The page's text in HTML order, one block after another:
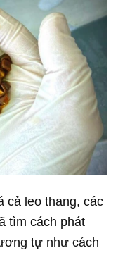
cả leo thang, các
tìm cách phát
tự như cách